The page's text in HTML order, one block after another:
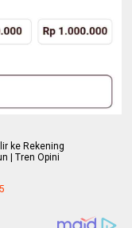
ke Rekening
| Tren Opini